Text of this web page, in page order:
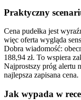
Praktyczny
Cena pudełka jest
więc oferta wygląda
Dobra wiadomość:
188,94 zł. To wspiera
Najprostszy próg alertu
najlepsza zapisana cena.
Jak wypada w